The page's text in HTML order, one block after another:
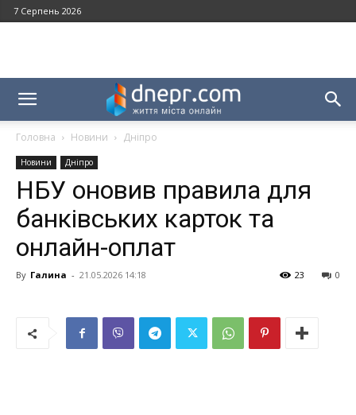
7 Серпень 2026
Головна Новини Дніпро
Новини Дніпро
НБУ оновив правила для
банківських карток та
онлайн-оплат
By Галина - 21.05.2026 14:18 0
23